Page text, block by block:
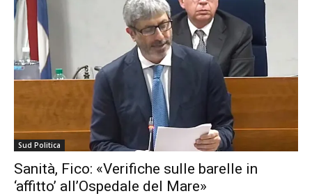
Sud Politica
Sanità, Fico: «Verifiche sulle barelle in
‘affitto’ all’Ospedale del Mare»